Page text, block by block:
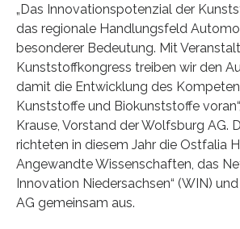
„Das Innovationspotenzial der
das regionale Handlungsfeld
besonderer Bedeutung. Mit
Kunststoffkongress treiben wir den
damit die Entwicklung des
Kunststoffe und Biokunststoffe
Krause, Vorstand der Wolfsburg AG.
richteten in diesem Jahr die Ostfalia
Angewandte Wissenschaften, das
Innovation Niedersachsen“ (WIN)
AG gemeinsam aus.